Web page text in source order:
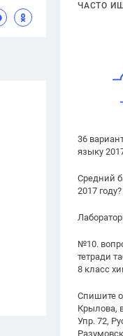
ЧАСТО
36
языку
Средний
2017 году?
№10.
тетради
8 класс
Спишите
Крылова,
Упр. 72,